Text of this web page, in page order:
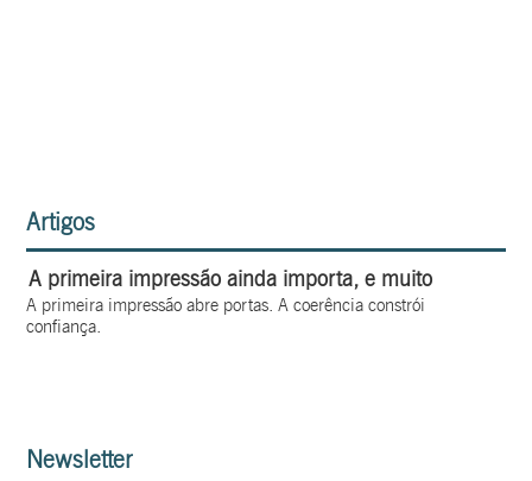
Artigos
A primeira impressão ainda importa, e muito
A primeira impressão abre portas. A coerência constrói
confiança.
Newsletter